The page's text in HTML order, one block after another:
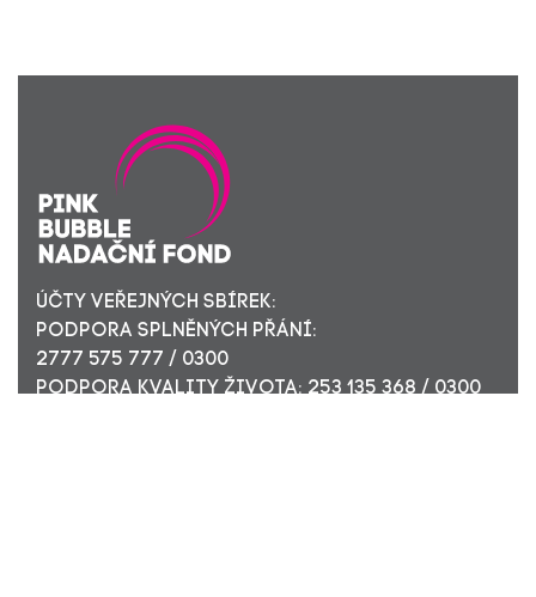
ÚČTY VEŘEJNÝCH SBÍREK:
PODPORA SPLNĚNÝCH PŘÁNÍ:
2777 575 777 / 0300
PODPORA KVALITY ŽIVOTA: 253 135 368 / 0300